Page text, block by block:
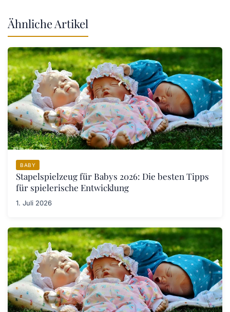
Ähnliche Artikel
BABY
Stapelspielzeug für Babys 2026: Die besten Tipps
für spielerische Entwicklung
1. Juli 2026